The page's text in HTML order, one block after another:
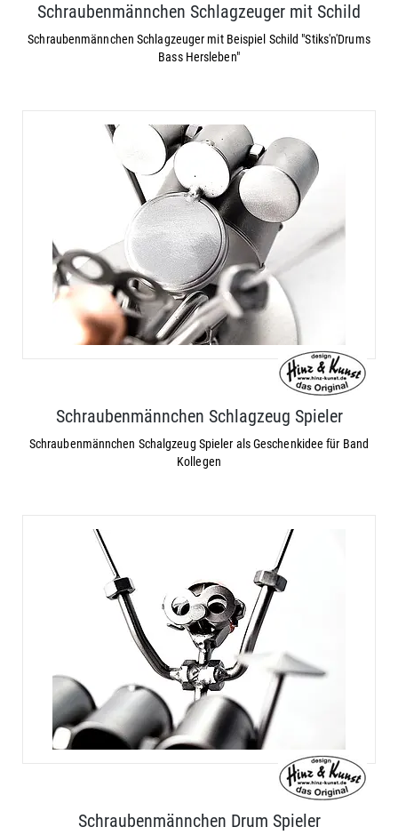
Schraubenmännchen Schlagzeuger mit Schild
Schraubenmännchen Schlagzeuger mit Beispiel Schild "Stiks'n'Drums
Bass Hersleben"
Schraubenmännchen Schlagzeug Spieler
Schraubenmännchen Schalgzeug Spieler als Geschenkidee für Band
Kollegen
Schraubenmännchen Drum Spieler